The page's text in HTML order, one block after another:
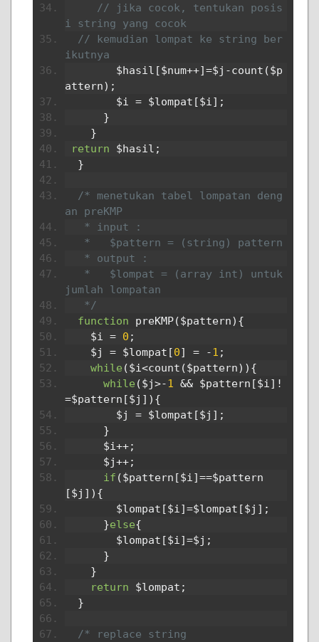
// jika cocok, tentukan posis
i string yang cocok
// kemudian lompat ke string ber
ikutnya
        $hasil
[$num++]=$j -count ($p
attern);
        $i
= $lompat [$i ];
}
}
return $hasil ;
}
/* menetukan tabel lompatan deng
an preKMP
   * input :
   *   $pattern = (string) pattern
   * output :
jumlah lompatan
   */
function preKMP($pattern){
    $i
= 0 ;
    $j
= $lompat [0] = -1 ;
while ($i<count ($pattern)){
while ($j>-1 && $pattern [$i ]!
=$pattern [$j ]){
        $j
= $lompat [$j ];
}
      $i
++;
      $j
++;
if ($pattern [$i ]==$pattern
[$j ]){
        $lompat
[$i ]=$lompat [$j ];
}else{
        $lompat
[$i ]=$j ;
}
}
return $lompat ;
}
/* replace string